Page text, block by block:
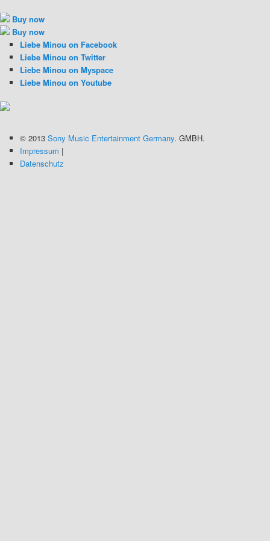
Buy now
Buy now
Liebe Minou on Facebook
Liebe Minou on Twitter
Liebe Minou on Myspace
Liebe Minou on Youtube
© 2013 Sony Music Entertainment Germany. GMBH.
Impressum |
Datenschutz